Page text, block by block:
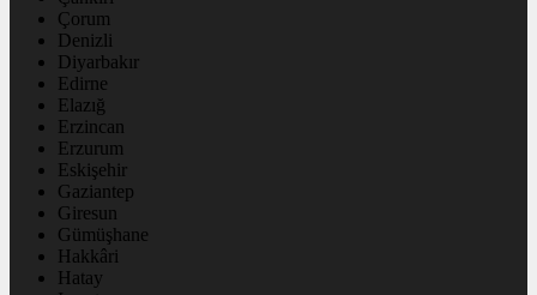
Çorum
Denizli
Diyarbakır
Edirne
Elazığ
Erzincan
Erzurum
Eskişehir
Gaziantep
Giresun
Gümüşhane
Hakkâri
Hatay